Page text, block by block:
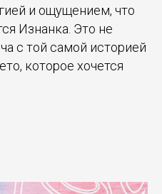
и ощущением, что
Изнанка. Это не
с той самой историей
которое хочется